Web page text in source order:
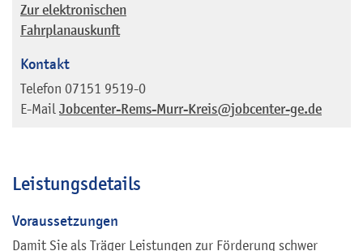
Zur elektronischen
Fahrplanauskunft
Kontakt
Telefon 07151 9519-0
E-Mail Jobcenter-Rems-Murr-Kreis@jobcenter-ge.de
Leistungsdetails
Voraussetzungen
Damit Sie als Träger Leistungen zur Förderung schwer